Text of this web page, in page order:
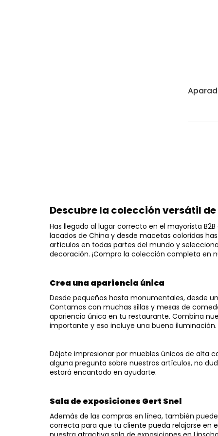
Descubre la colección versátil de
Has llegado al lugar correcto en el mayorista
lacados de China y desde macetas coloridas
artículos en todas partes del mundo y
decoración. ¡Compra la colección completa en
Crea una apariencia única
Desde pequeños hasta monumentales, desde
Contamos con muchas sillas y mesas de
apariencia única en tu restaurante. Combina
importante y eso incluye una buena
Déjate impresionar por muebles únicos de alta
alguna pregunta sobre nuestros artículos, no
estará encantado en ayudarte.
Sala de exposiciones Gert Snel
Además de las compras en línea, también
correcta para que tu cliente pueda relajarse en